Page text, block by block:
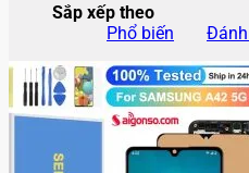
Sắp xếp theo
Phổ biến